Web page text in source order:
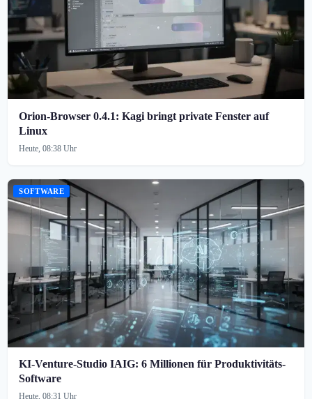
Orion-Browser 0.4.1: Kagi bringt private Fenster auf
Linux
Heute, 08:38 Uhr
SOFTWARE
KI-Venture-Studio IAIG: 6 Millionen für Produktivitäts-
Software
Heute, 08:31 Uhr